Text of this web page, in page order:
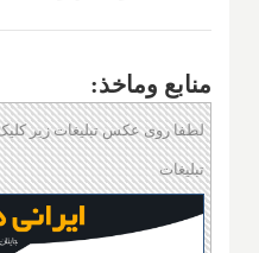
منابع وماخذ:
لطفا روی عکس تبلیغات زیر
تبلیغات